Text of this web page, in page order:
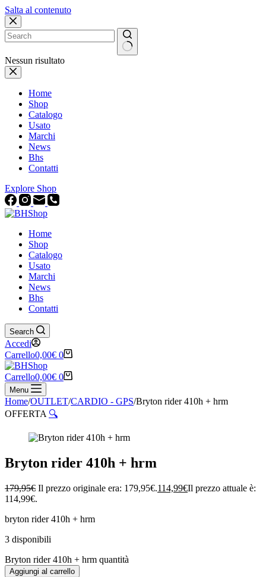
Salta al contenuto
Nessun risultato
Home
Shop
Catalogo
Usato
Marchi
News
Bhs
Contatti
Explore Shop
Home
Shop
Catalogo
Usato
Marchi
News
Bhs
Contatti
Search
Accedi
Carrello0,00€ 0
Carrello0,00€ 0
Menu
Home/OUTLET/CARDIO - GPS/Bryton rider 410h + hrm
OFFERTA 🔍
Bryton rider 410h + hrm
179,95€ Il prezzo originale era: 179,95€.114,99€Il prezzo attuale è:
114,99€.
bryton rider 410h + hrm
3 disponibili
Bryton rider 410h + hrm quantità
Aggiungi al carrello